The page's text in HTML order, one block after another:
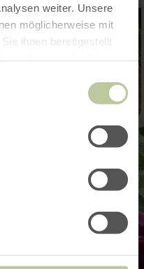
weiter. Unsere
möglicherweise mit
ihnen bereitgestellt